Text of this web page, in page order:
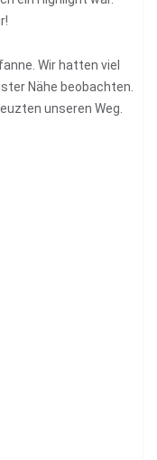
Wir hatten viel
Nähe beobachten.
unseren Weg.